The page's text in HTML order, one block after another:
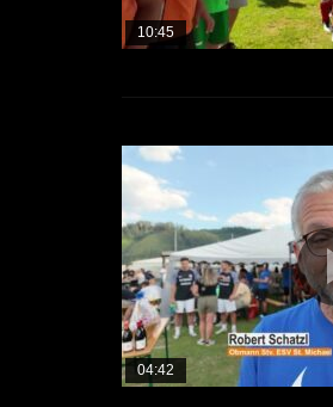
10:45
04:42